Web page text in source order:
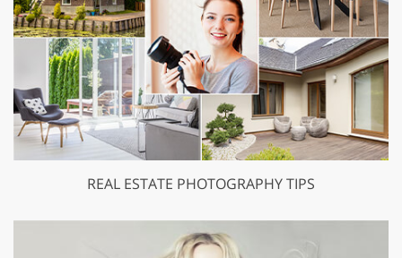
REAL ESTATE PHOTOGRAPHY TIPS